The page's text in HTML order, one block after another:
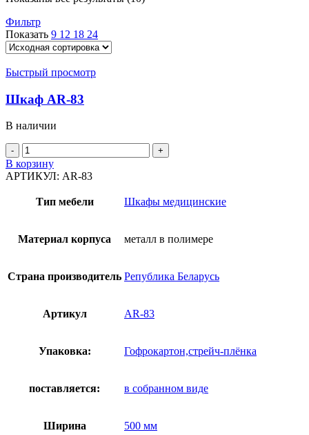
Фильтр
Показать 9 12 18 24
Быстрый просмотр
Шкаф AR-83
В наличии
Количество
товара
Шкаф
В корзину
АРТИКУЛ: AR-83
Тип мебели Шкафы медицинские
Материал корпуса металл в полимере
Страна производитель Република Беларусь
Артикул AR-83
Упаковка: Гофрокартон,стрейч-плёнка
поставляется: в собранном виде
Ширина 500 мм